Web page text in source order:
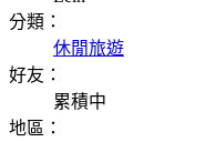
分類：
休閒旅遊
好友：
累積中
地區：